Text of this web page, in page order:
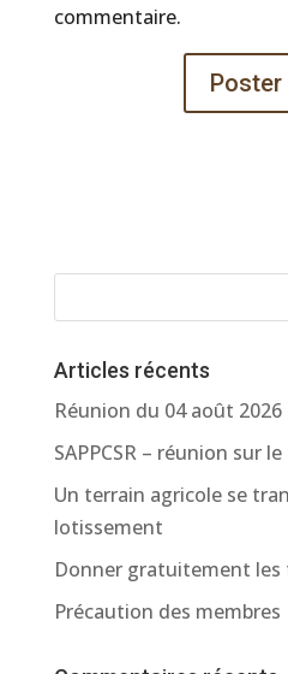
commentaire.
Articles récents
Réunion du 04 août 2026
SAPPCSR – réunion sur
Un terrain agricole se
lotissement
Donner gratuitement les
Précaution des membres